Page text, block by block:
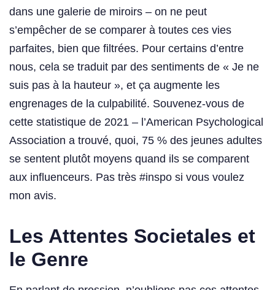
dans une galerie de miroirs – on ne peut
s’empêcher de se comparer à toutes ces vies
parfaites, bien que filtrées. Pour certains d’entre
nous, cela se traduit par des sentiments de « Je ne
suis pas à la hauteur », et ça augmente les
engrenages de la culpabilité. Souvenez-vous de
cette statistique de 2021 – l’American Psychological
Association a trouvé, quoi, 75 % des jeunes adultes
se sentent plutôt moyens quand ils se comparent
aux influenceurs. Pas très #inspo si vous voulez
mon avis.
Les Attentes Societales et
le Genre